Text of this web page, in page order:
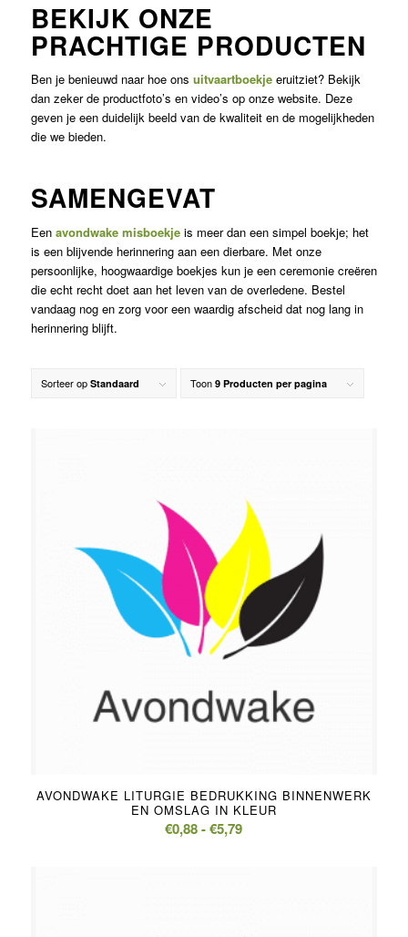
BEKIJK ONZE
PRACHTIGE PRODUCTEN
Ben je benieuwd naar hoe ons uitvaartboekjeeruitziet? Bekijk
dan zeker de productfoto’s en video’s op onze website. Deze
geven je een duidelijk beeld van de kwaliteit en de mogelijkheden
die we bieden.
SAMENGEVAT
Een avondwake misboekjeis meer dan een simpel boekje; het
is een blijvende herinnering aan een dierbare. Met onze
persoonlijke, hoogwaardige boekjes kun je een ceremonie creëren
die echt recht doet aan het leven van de overledene. Bestel
vandaag nog en zorg voor een waardig afscheid dat nog lang in
herinnering blijft.
Sorteer op Standaard Toon 9 Producten per pagina
AVONDWAKE LITURGIE BEDRUKKING BINNENWERK
EN OMSLAG IN KLEUR
€0,88 - €5,79Prijsklasse: